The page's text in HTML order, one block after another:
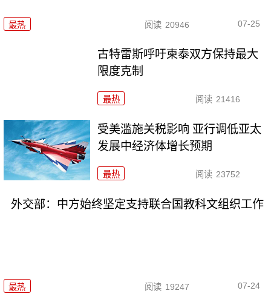
最热 阅读 20946 07-25
古特雷斯呼吁柬泰双方保持最大
限度克制
最热 阅读 21416
受美滥施关税影响 亚行调低亚太
发展中经济体增长预期
最热 阅读 23752
外交部：中方始终坚定支持联合国教科文组织工作
最热 阅读 19247 07-24